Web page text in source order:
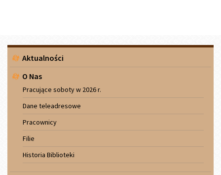
Menu
boczne
Aktualności
O Nas
Pracujące soboty w 2026 r.
Dane teleadresowe
Pracownicy
Filie
Historia Biblioteki